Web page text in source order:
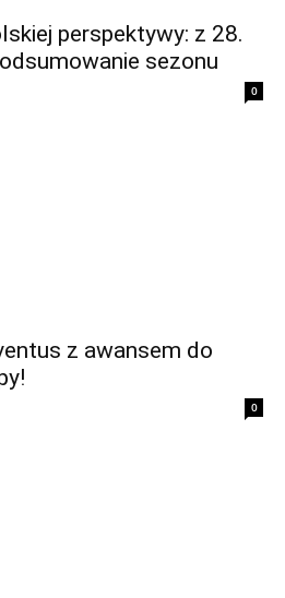
perspektywy: z 28.
sezonu
0
z awansem do
0